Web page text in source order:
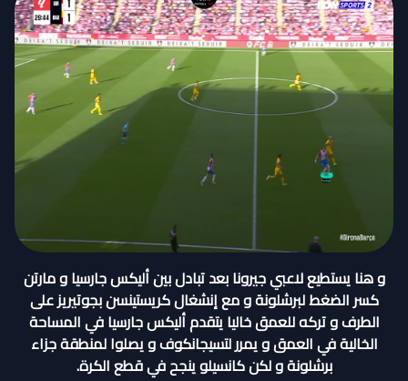
و هنا يستطيع لاعبي جيرونا بعد تبادل بين أليكس جارسيا و مارتن
كسر الضغط لبرشلونة و مع إنشغال كريستينسن بجوتيريز على
الطرف و تركه للعمق خاليا يتقدم أليكس جارسيا في المساحة
الخالية في العمق و يمرر لتسيجانكوف و يصلوا لمنطقة جزاء
برشلونة و لكن كانسيلو ينجح في قطع الكرة.